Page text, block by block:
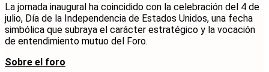
La jornada inaugural ha coincidido con la celebración del 4 de
julio, Día de la Independencia de Estados Unidos, una fecha
simbólica que subraya el carácter estratégico y la vocación
de entendimiento mutuo del Foro.
Sobre el foro